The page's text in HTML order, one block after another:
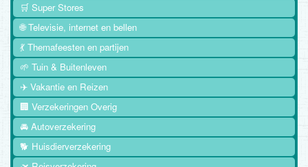
🛒 Super Stores
🌐 Televisie, internet en bellen
💃 Themafeesten en partijen
🌱 Tuin & Buitenleven
✈️ Vakantie en Reizen
🏢 Verzekeringen Overig
🚘 Autoverzekering
🐕 Huisdierverzekering